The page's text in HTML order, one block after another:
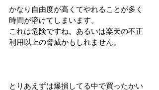
かなり自由度が高くてやれることが多く
時間が溶けてしまいます。
これは危険ですね。あるいは楽天の不正
利用以上の脅威かもしれません。
とりあえずは爆損してる中で買ったかい